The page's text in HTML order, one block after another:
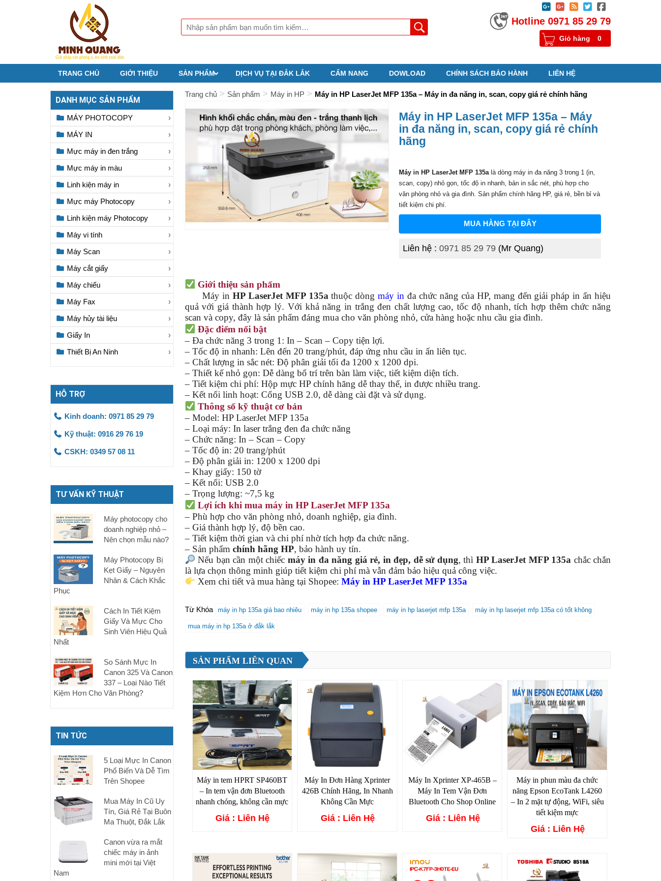





Hotline 0971 85 29 79
Giỏ hàng 0
TRANG CHỦ GIỚI THIỆU SẢN PHẨM DỊCH VỤ TẠI ĐẮK LẮK CẨM NANG DOWLOAD CHÍNH SÁCH BẢO HÀNH LIÊN HỆ
Trang chủ > Sản phẩm > Máy in HP > Máy in HP LaserJet MFP 135a – Máy in đa năng in, scan, copy giá rẻ chính hãng
Máy in HP LaserJet MFP 135a – Máy
in đa năng in, scan, copy giá rẻ chính
hãng
Máy in HP LaserJet MFP 135alà dòng máy in đa năng 3 trong 1 (in,
scan, copy) nhỏ gọn, tốc độ in nhanh, bản in sắc nét, phù hợp cho
văn phòng nhỏ và gia đình. Sản phẩm chính hãng HP, giá rẻ, bền bỉ và
tiết kiệm chi phí.
MUA HÀNG TẠI ĐÂY
Liên hệ :0971 85 29 79 (Mr Quang)
Giới thiệu sản phẩm
Máy in HP LaserJet MFP 135a thuộc dòngmáy in đa chức năng của HP, mang đến giải pháp in ấn hiệu
quả với giá thành hợp lý. Với khả năng in trắng đen chất lượng cao, tốc độ nhanh, tích hợp thêm chức năng
scan và copy, đây là sản phẩm đáng mua cho văn phòng nhỏ, cửa hàng hoặc nhu cầu gia đình.
Đặc điểm nổi bật
– Đa chức năng 3 trong 1: In – Scan – Copy tiện lợi.
– Tốc độ in nhanh: Lên đến 20 trang/phút, đáp ứng nhu cầu in ấn liên tục.
– Chất lượng in sắc nét: Độ phân giải tối đa 1200 x 1200 dpi.
– Thiết kế nhỏ gọn: Dễ dàng bố trí trên bàn làm việc, tiết kiệm diện tích.
– Tiết kiệm chi phí: Hộp mực HP chính hãng dễ thay thế, in được nhiều trang.
– Kết nối linh hoạt: Cổng USB 2.0, dễ dàng cài đặt và sử dụng.
Thông số kỹ thuật cơ bản
– Model: HP LaserJet MFP 135a
– Loại máy: In laser trắng đen đa chức năng
– Chức năng: In – Scan – Copy
– Tốc độ in: 20 trang/phút
– Độ phân giải in: 1200 x 1200 dpi
– Khay giấy: 150 tờ
– Kết nối: USB 2.0
– Trọng lượng: ~7,5 kg
Lợi ích khi mua máy in HP LaserJet MFP 135a
– Phù hợp cho văn phòng nhỏ, doanh nghiệp, gia đình.
– Giá thành hợp lý, độ bền cao.
– Tiết kiệm thời gian và chi phí nhờ tích hợp đa chức năng.
– Sản phẩm chính hãng HP, bảo hành uy tín.
Nếu bạn cần một chiếc máy in đa năng giá rẻ, in đẹp, dễ sử dụng, thì HP LaserJet MFP 135a chắc chắn
là lựa chọn thông minh giúp tiết kiệm chi phí mà vẫn đảm bảo hiệu quả công việc.
Xem chi tiết và mua hàng tại Shopee: Máy in HP LaserJet MFP 135a
Từ Khóa máy in hp 135a giá bao nhiêu máy in hp 135a shopee máy in hp laserjet mfp 135a máy in hp laserjet mfp 135a có tốt không
mua máy in hp 135a ở đắk lắk
SẢN PHẨM LIÊN QUAN
Máy in tem HPRT SP460BT
– In tem vận đơn Bluetooth
nhanh chóng, không cần mực
Giá : Liên Hệ
Máy In Đơn Hàng Xprinter
426B Chính Hãng, In Nhanh
Không Cần Mực
Giá : Liên Hệ
Máy In Xprinter XP-465B –
Máy In Tem Vận Đơn
Bluetooth Cho Shop Online
Giá : Liên Hệ
Máy in phun màu đa chức
năng Epson EcoTank L4260
– In 2 mặt tự động, WiFi, siêu
tiết kiệm mực
Giá : Liên Hệ
DANH MỤC SẢN PHẨM
MÁY PHOTOCOPY
MÁY IN
Mực máy in đen trắng
Mực máy in màu
Linh kiện máy in
Mực máy Photocopy
Linh kiện máy Photocopy
Máy vi tính
Máy Scan
Máy cắt giấy
Máy chiếu
Máy Fax
Máy hủy tài liệu
Giấy In
Thiết Bị An Ninh
HỖ TRỢ
Kinh doanh: 0971 85 29 79
Kỹ thuật: 0916 29 76 19
CSKH: 0349 57 08 11
TƯ VẤN KỸ THUẬT
Máy photocopy cho
doanh nghiệp nhỏ –
Nên chọn mẫu nào?
Máy Photocopy Bị
Kẹt Giấy – Nguyên
Nhân & Cách Khắc
Phục
Cách In Tiết Kiệm
Giấy Và Mực Cho
Sinh Viên Hiệu Quả
Nhất
So Sánh Mực In
Canon 325 Và Canon
337 – Loại Nào Tiết
Kiệm Hơn Cho Văn Phòng?
TIN TỨC
5 Loại Mực In Canon
Phổ Biến Và Dễ Tìm
Trên Shopee
Mua Máy In Cũ Uy
Tín, Giá Rẻ Tại Buôn
Ma Thuột, Đắk Lắk
Canon vừa ra mắt
chiếc máy in ảnh
mini mới tại Việt
Nam